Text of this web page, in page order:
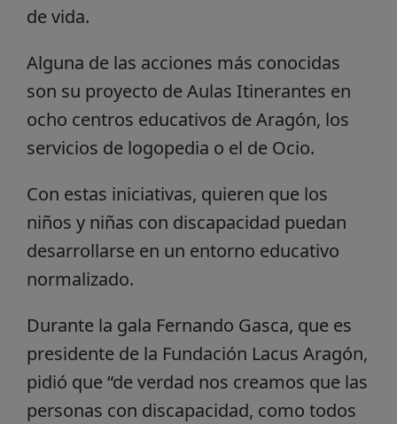
de vida.
Alguna de las acciones más conocidas
son su proyecto de Aulas Itinerantes en
ocho centros educativos de Aragón, los
servicios de logopedia o el de Ocio.
Con estas iniciativas, quieren que los
niños y niñas con discapacidad puedan
desarrollarse en un entorno educativo
normalizado.
Durante la gala Fernando Gasca, que es
presidente de la Fundación Lacus Aragón,
pidió que “de verdad nos creamos que las
personas con discapacidad, como todos